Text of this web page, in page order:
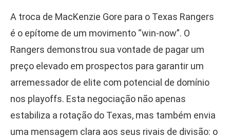
A troca de MacKenzie Gore para o Texas Rangers
é o epítome de um movimento “win-now”. O
Rangers demonstrou sua vontade de pagar um
preço elevado em prospectos para garantir um
arremessador de elite com potencial de domínio
nos playoffs. Esta negociação não apenas
estabiliza a rotação do Texas, mas também envia
uma mensagem clara aos seus rivais de divisão: o